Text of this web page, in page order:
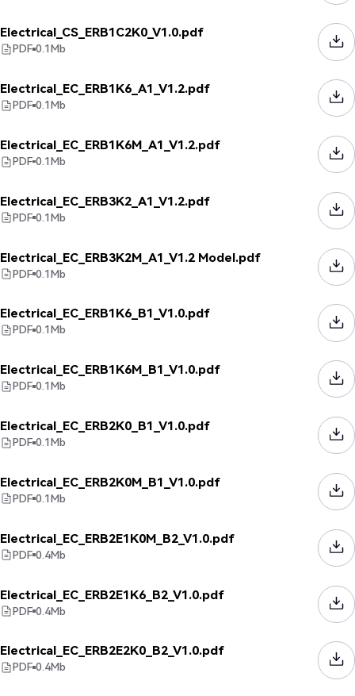
Electrical_CS_ERB1C2K0_V1.0.pdf
PDF 0.1Mb
Electrical_EC_ERB1K6_A1_V1.2.pdf
PDF 0.1Mb
Electrical_EC_ERB1K6M_A1_V1.2.pdf
PDF 0.1Mb
Electrical_EC_ERB3K2_A1_V1.2.pdf
PDF 0.1Mb
Electrical_EC_ERB3K2M_A1_V1.2 Model.pdf
PDF 0.1Mb
Electrical_EC_ERB1K6_B1_V1.0.pdf
PDF 0.1Mb
Electrical_EC_ERB1K6M_B1_V1.0.pdf
PDF 0.1Mb
Electrical_EC_ERB2K0_B1_V1.0.pdf
PDF 0.1Mb
Electrical_EC_ERB2K0M_B1_V1.0.pdf
PDF 0.1Mb
Electrical_EC_ERB2E1K0M_B2_V1.0.pdf
PDF 0.4Mb
Electrical_EC_ERB2E1K6_B2_V1.0.pdf
PDF 0.4Mb
Electrical_EC_ERB2E2K0_B2_V1.0.pdf
PDF 0.4Mb